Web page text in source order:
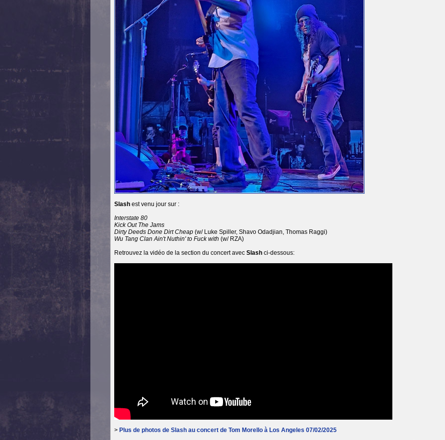
Slash est venu jour sur :
Interstate 80
Kick Out The Jams
Dirty Deeds Done Dirt Cheap (w/ Luke Spiller, Shavo Odadjian, Thomas Raggi)
Wu Tang Clan Ain't Nuthin' to Fuck with (w/ RZA)
Retrouvez la vidéo de la section du concert avec Slash ci-dessous:
> Plus de photos de Slash au concert de Tom Morello à Los Angeles 07/02/2025